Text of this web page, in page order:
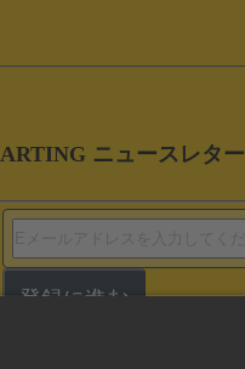
ニュースレター
登録に進む